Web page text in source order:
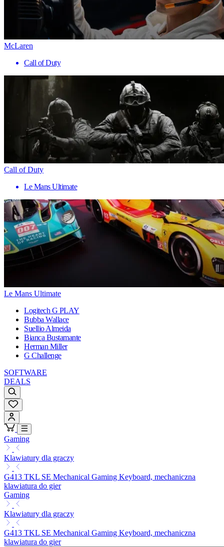
McLaren
Call of Duty
Call of Duty
Le Mans Ultimate
Le Mans Ultimate
Logitech G PLAY
Bubba Wallace
Suellio Almeida
Bianca Bustamante
Herman Miller
G Challenge
SOFTWARE
DEALS
Gaming
Klawiatury dla graczy
G413 TKL SE Mechanical Gaming Keyboard, mechaniczna
klawiatura do gier
Gaming
Klawiatury dla graczy
G413 TKL SE Mechanical Gaming Keyboard, mechaniczna
klawiatura do gier